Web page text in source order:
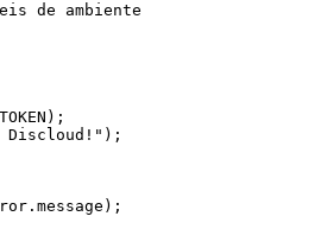
de ambiente